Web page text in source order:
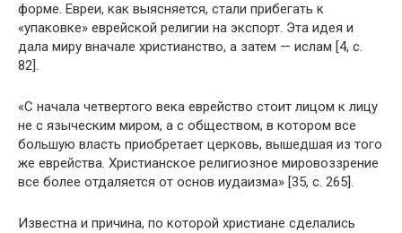
форме. Евреи, как выясняется, стали прибегать к
«упаковке» еврейской религии на экспорт. Эта идея и
дала миру вначале христианство, а затем — ислам [4, с.
82].
«С начала четвертого века еврейство стоит лицом к лицу
не с языческим миром, а с обществом, в котором все
большую власть приобретает церковь, вышедшая из того
же еврейства. Христианское религиозное мировоззрение
все более отдаляется от основ иудаизма» [35, с. 265].
Известна и причина, по которой христиане сделались